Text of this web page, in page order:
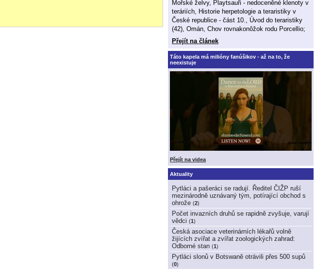
Mořské želvy, Playtsauři - nedoceněné klenoty v
teráriích, Historie herpetologie a teraristiky v
České republice - část 10., Úvod do teraristiky
(42), Omán, Chov rovnakonôžok rodu Porcellio;
Přejít na článek
Táto kapela má milióny fanúšikov - až na to, že
neexistuje
Přejít na videa
Aktuality
Pytláci a pašeráci se radují. Ředitel ČIŽP ruší
mezinárodně uznávaný tým, potírající obchod s
ohrože (2)
Počet invazních druhů se rapidně zvyšuje, varují
vědci (1)
Česká asociace veterinárních lékařů volně
žijících zvířat a zvířat zoologických zahrad:
Odborné stan (1)
Pytláci slonů v Botswaně otrávili přes 500 supů
(0)